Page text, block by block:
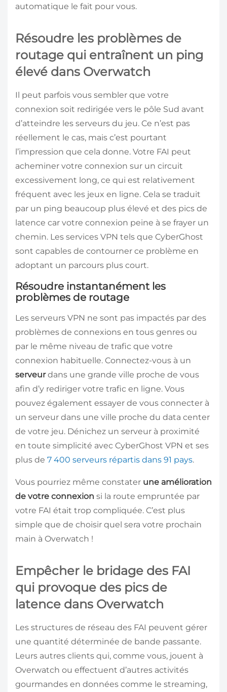
automatique le fait pour vous.
Résoudre les problèmes de
routage qui entraînent un ping
élevé dans Overwatch
Il peut parfois vous sembler que votre
connexion soit redirigée vers le pôle Sud avant
d’atteindre les serveurs du jeu. Ce n’est pas
réellement le cas, mais c’est pourtant
l’impression que cela donne. Votre FAI peut
acheminer votre connexion sur un circuit
excessivement long, ce qui est relativement
fréquent avec les jeux en ligne. Cela se traduit
par un ping beaucoup plus élevé et des pics de
latence car votre connexion peine à se frayer un
chemin. Les services VPN tels que CyberGhost
sont capables de contourner ce problème en
adoptant un parcours plus court.
Résoudre instantanément les
problèmes de routage
Les serveurs VPN ne sont pas impactés par des
problèmes de connexions en tous genres ou
par le même niveau de trafic que votre
connexion habituelle. Connectez-vous à un
serveurdans une grande ville proche de vous
afin d’y rediriger votre trafic en ligne. Vous
pouvez également essayer de vous connecter à
un serveur dans une ville proche du data center
de votre jeu. Dénichez un serveur à proximité
en toute simplicité avec CyberGhost VPN et ses
plus de 7 400 serveurs répartis dans 91 pays.
Vous pourriez même constater une amélioration
de votre connexion si la route empruntée par
votre FAI était trop compliquée. C’est plus
simple que de choisir quel sera votre prochain
main à Overwatch !
Empêcher le bridage des FAI
qui provoque des pics de
latence dans Overwatch
Les structures de réseau des FAI peuvent gérer
une quantité déterminée de bande passante.
Leurs autres clients qui, comme vous, jouent à
Overwatch ou effectuent d’autres activités
gourmandes en données comme le streaming,